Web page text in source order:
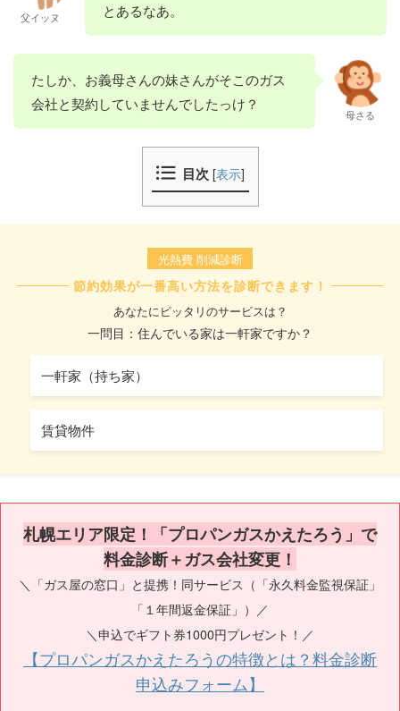
父イッヌ
とあるなあ。
たしか、お義母さんの妹さんがそこのガス
会社と契約していませんでしたっけ？
母さる
目次 [表示]
光熱費 削減診断
節約効果が一番高い方法を診断できます！
あなたにピッタリのサービスは？
一問目：住んでいる家は一軒家ですか？
一軒家（持ち家）
賃貸物件
札幌エリア限定！「プロパンガスかえたろう」で
料金診断＋ガス会社変更！
＼「ガス屋の窓口」と提携！同サービス（「永久料金監視保証」
「１年間返金保証」）／
＼申込でギフト券1000円プレゼント！／
【プロパンガスかえたろうの特徴とは？料金診断
申込みフォーム】